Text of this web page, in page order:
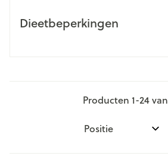
Dieetbeperkingen
Producten 1-24van
Sorteer op: